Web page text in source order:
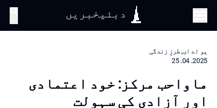
دبئیخبریں
یو اے ای, طرزِ زندگی
2025. 04. 25
ماواحب مرکز: خود اعتمادی
اور آزادی کی سہولت